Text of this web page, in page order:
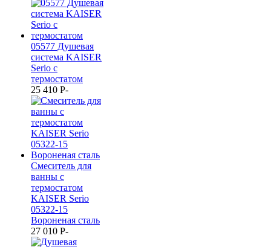
05577 Душевая
система KAISER
Serio с
термостатом
25 410 P-
Смеситель для
ванны с
термостатом
KAISER Serio
05322-15
Вороненая сталь
27 010 P-